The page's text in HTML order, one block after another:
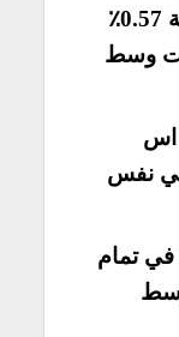
بنسبة 0.57٪
بتوقيت وسط
اس
فقط في نفس
هانج سانج 0.97٪ في تمام
وسط